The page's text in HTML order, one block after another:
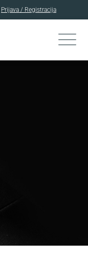
Prijava / Registracija